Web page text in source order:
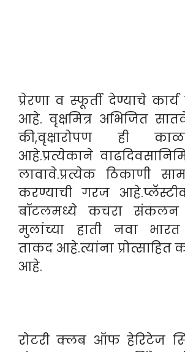
प्रेरणा व स्फूर्ती देण्याचे
आहे. वृक्षमित्र अभिजित
की,वृक्षारोपण ही
आहे.प्रत्येकाने
लावावे.प्रत्येक ठिकाणी
करण्याची गरज
बॉटलमध्ये कचरा संकलन
मुलांच्या हाती नवा भारत
ताकद आहे.त्यांना प्रोत्साहित
आहे.
रोटरी क्लब ऑफ हेरिटेज